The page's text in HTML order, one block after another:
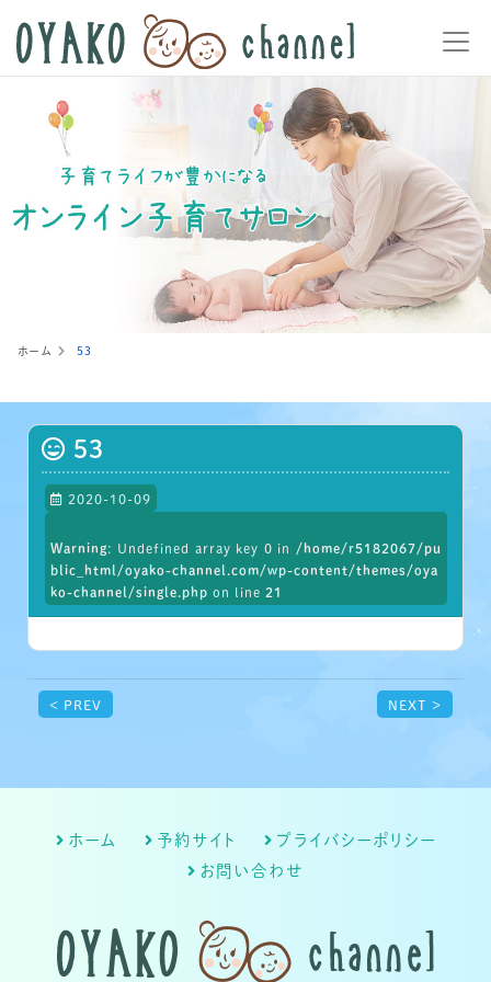
ホーム 53
53
2020-10-09
Warning: Undefined array key 0 in
/home/r5182067/pu
blic_html/oyako-channel.com/wp-content/themes/oya
ko-channel/single.php on line 21
< PREV NEXT >
ホーム 予約サイト
プライバシーポリシー
お問い合わせ